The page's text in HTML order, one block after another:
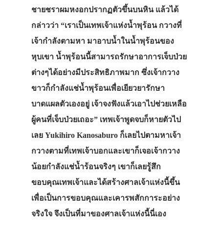
ชายชราผมหงอกปรากฏตัวขึ้นบนหิน แล้วได้
กล่าวว่า “เราเป็นเทพเจ้าแห่งน้ำพุร้อน กวางที่
เจ้ากำลังตามหา มาอาบน้ำในน้ำพุร้อนของ
หุบเขา น้ำพุร้อนนี้สามารถรักษาอาการเจ็บป่วย
ต่างๆได้อย่างมีประสิทธิภาพมาก ซึ่งเจ้ากวาง
ขาวก็กำลังแช่น้ำพุร้อนเพื่อเยียวยารักษา
บาดแผลตัวเองอยู่ เจ้าจงฟังแล้วเอาไปช่วยเหลือ
ผู้คนที่เจ็บป่วยเถอะ” เทพเจ้าพูดจบก็หายตัวไป
เลย Yukihiro Kanosaburo ก็เลยไปตามหาเจ้า
กวางตามที่เทพเจ้าบอกและเขาก็เจอเจ้ากวาง
น้อยกำลังแช่น้ำร้อนจริงๆ เขาก็เลยรู้สึก
ขอบคุณเทพเจ้าและได้สร้างศาลเจ้าแห่งนี้ขึ้น
เพื่อเป็นการขอบคุณและเคารพสักการะอย่าง
จริงใจ จึงเป็นที่มาของศาลเจ้าแห่งนี้นี่เอง